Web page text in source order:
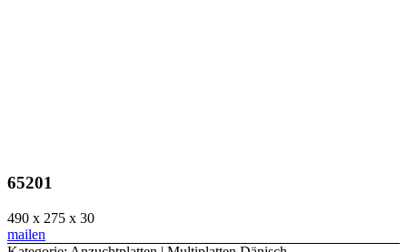
65201
490 x 275 x 30
mailen